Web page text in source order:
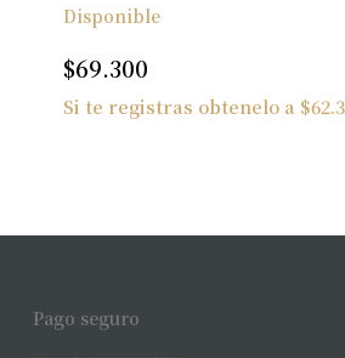
Disponible
$69.300
Si te registras obtenelo a $
Pago seguro